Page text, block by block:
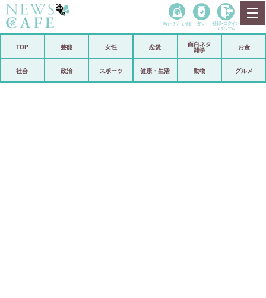
政治
当たる占い師 占い 登録• ログイン
マイルーム
TOP 芸能 女性 恋愛
面白ネタ
雑学
お金
社会 政治 スポーツ 健康・生活 動物 グルメ